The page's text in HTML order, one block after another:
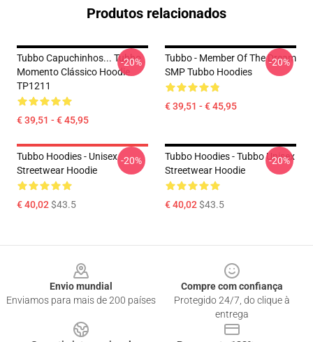
Produtos relacionados
Tubbo Capuchinhos... Tubbo
Momento Clássico Hoodie
TP1211
€ 39,51 - € 45,95
-20%
Tubbo - Member Of The Dream
SMP Tubbo Hoodies
€ 39,51 - € 45,95
-20%
Tubbo Hoodies - Unisex
Streetwear Hoodie
€ 40,02$43.5
-20%
Tubbo Hoodies - Tubbo Unisex
Streetwear Hoodie
€ 40,02$43.5
-20%
Envio mundial
Enviamos para mais de 200 países
Compre com confiança
Protegido 24/7, do clique à
entrega